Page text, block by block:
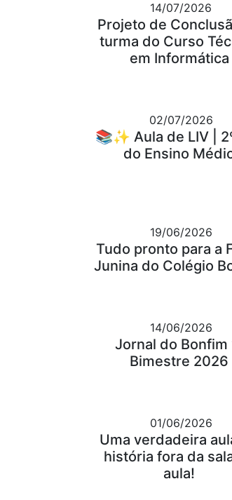
14/07/2026
Projeto de
turma do Curso
em Informática
02/07/2026
📚✨ Aula de LIV |
do Ensino
19/06/2026
Tudo pronto para a
Junina do Colégio
14/06/2026
Jornal do Bonfim
Bimestre 2026
01/06/2026
Uma verdadeira
história fora da
aula!